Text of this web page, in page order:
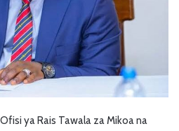
ya Rais Tawala za Mikoa na